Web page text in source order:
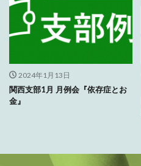
2024年1月13日
関西支部1月 月例会『依存症とお
金』